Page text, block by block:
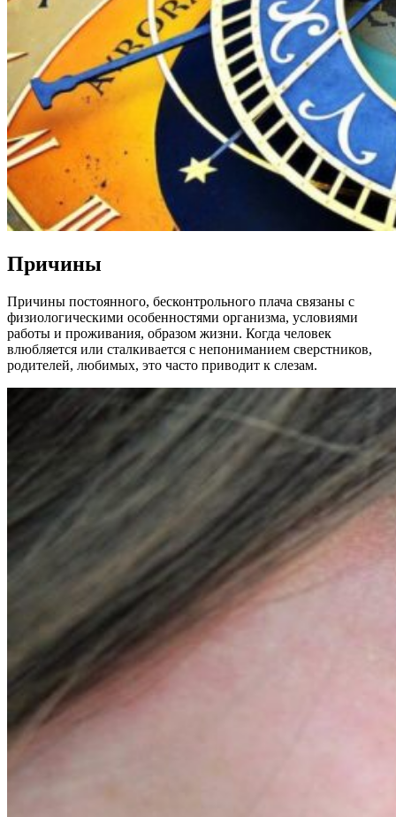
Причины
Причины постоянного, бесконтрольного плача связаны с
физиологическими особенностями организма, условиями
работы и проживания, образом жизни. Когда человек
влюбляется или сталкивается с непониманием сверстников,
родителей, любимых, это часто приводит к слезам.